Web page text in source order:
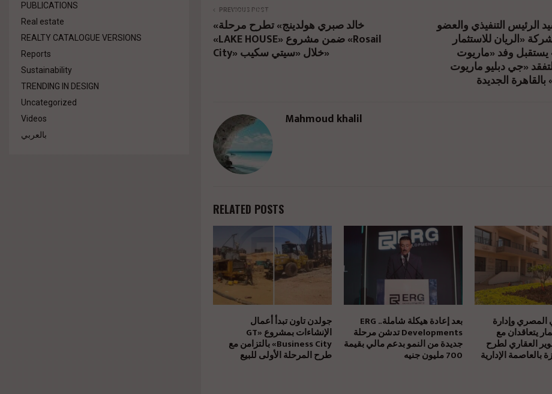
portfolio-of-projects-and-special-offers-during-the-cityscape-egypt-2023-events/"
href="#">
PREVIOUS POST
«خالد صبري هولدينج» تطرح مرحلة
«LAKE HOUSE» ضمن مشروع «Rosail
City» خلال «سيتي سكيب»
طارق السيد الرئيس التنفيذي والعضو
«الريان للاستثمار
يستقبل وفد «ماريوت
لتفقد «جي دبليو ماريوت
الجديدة
Mahmoud khalil
RELATED POSTS
جولدن تاون تبدأ أعمال
الإنشاءات بمشروع «GT
Business City» بالتزامن مع
طرح المرحلة الأولى للبيع
بعد إعادة هيكلة شاملة.. ERG
Developments تدشن مرحلة
جديدة من النمو بدعم مالي بقيمة
700 مليون جنيه
المصري وإدارة
يتعاقدان مع
العقاري لطرح
الإدارية
PUBLICATIONS
Real estate
REALTY CATALOGUE VERSIONS
Reports
Sustainability
TRENDING IN DESIGN
Uncategorized
Videos
بالعربي